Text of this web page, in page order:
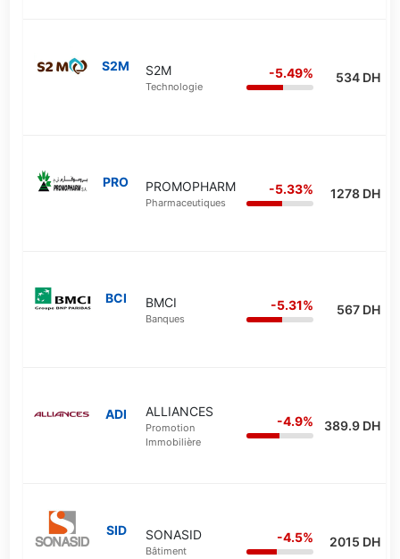
S2M S2M
Technologie
-5.49% 534 DH
PRO PROMOPHARM
Pharmaceutiques
-5.33% 1278 DH
BCI BMCI
Banques
-5.31% 567 DH
ADI ALLIANCES
Promotion
Immobilière
-4.9% 389.9 DH
SID SONASID
Bâtiment
-4.5% 2015 DH